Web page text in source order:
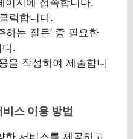
릭합니다.
하는 질문’ 중 필요한
.
을 작성하여 제출합니
스 이용 방법
한 서비스를 제공하고